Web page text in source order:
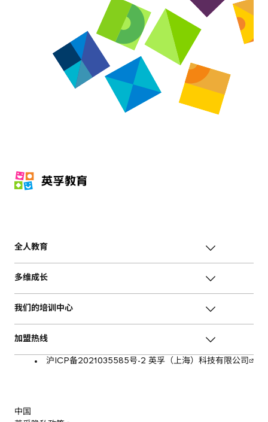
全人教育
多维成长
我们的培训中心
加盟热线
沪ICP备2021035585号-2 英孚（上海）科技有限公司
中国